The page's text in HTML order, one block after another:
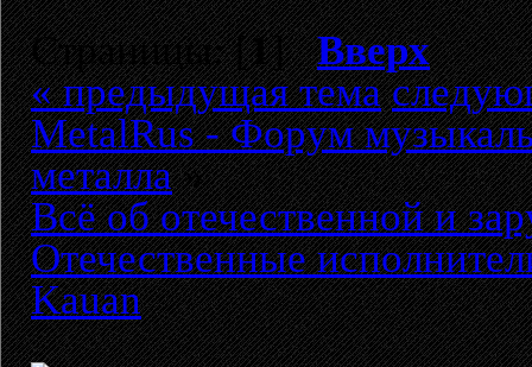
Страницы: [1]Вверх
« предыдущая тема
MetalRus - Форум
металла»
Всё об отечественной и
Отечественные
Kauan